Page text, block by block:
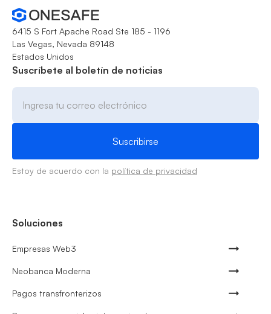
6415 S Fort Apache Road Ste 185 - 1196
Las Vegas, Nevada 89148
Estados Unidos
Suscríbete al boletín de noticias
Estoy de acuerdo con la política de privacidad
Soluciones
Empresas Web3
Neobanca Moderna
Pagos transfronterizos